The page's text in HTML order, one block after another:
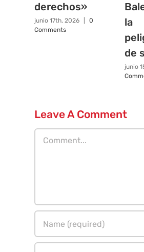
derechos»
junio 17th, 2026
0
Comments
la
de
junio
Leave A Comment
Comment